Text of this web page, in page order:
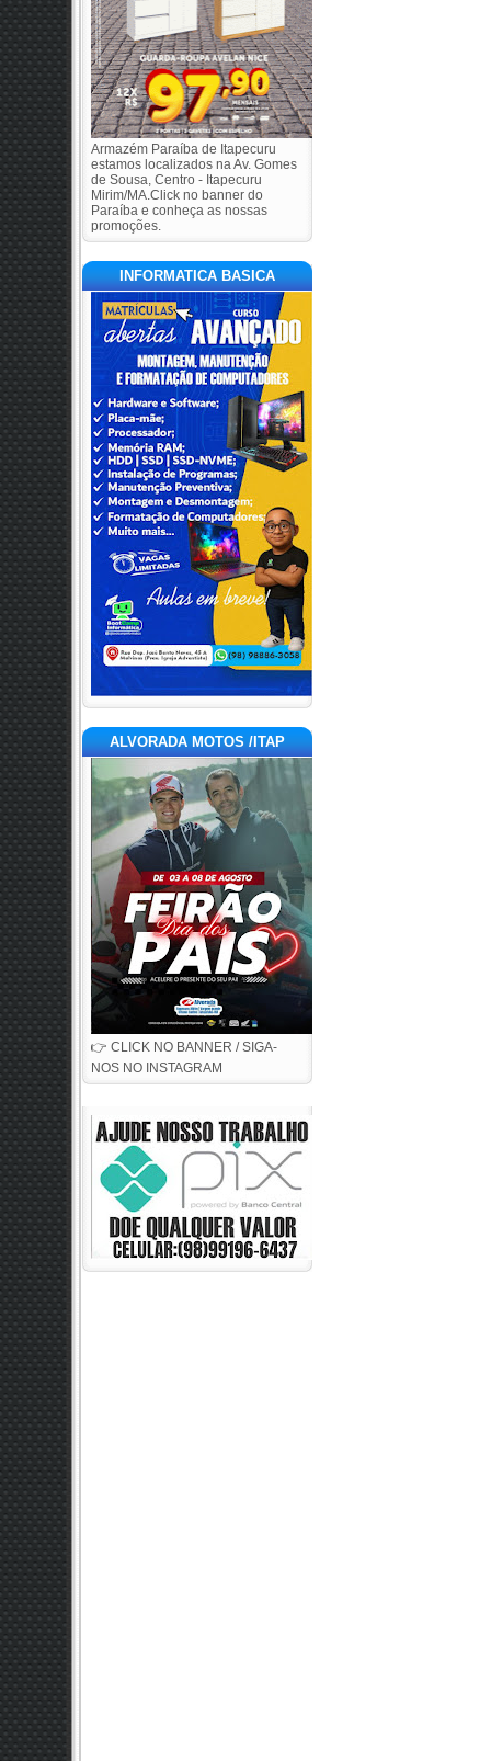
Armazém Paraíba de Itapecuru
estamos localizados na Av. Gomes
de Sousa, Centro - Itapecuru
Mirim/MA.Click no banner do
Paraíba e conheça as nossas
promoções.
INFORMATICA BASICA
ALVORADA MOTOS /ITAP
👉 CLICK NO BANNER / SIGA-
NOS NO INSTAGRAM